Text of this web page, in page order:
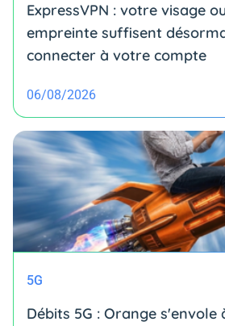
ExpressVPN : votre visage
empreinte suffisent
connecter à votre compte
06/08/2026
5G
Débits 5G : Orange s'envole